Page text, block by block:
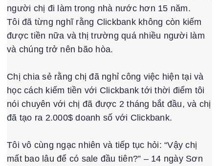
người chị đi làm trong nhà nước hơn 15 năm.
Tôi đã từng nghĩ rằng Clickbank không còn kiếm
được tiền nữa và thị trường quá nhiều người làm
và chúng trở nên bão hòa.
Chị chia sẻ rằng chị đã nghỉ công việc hiện tại và
học cách kiếm tiền với Clickbank tới thời điểm tôi
nói chuyên với chị đã được 2 tháng bắt đầu, và chị
đã tạo ra 2.000$ doanh số với Clickbank.
Tôi vô cùng ngạc nhiên và tiếp tục hỏi: “Vậy chị
mất bao lâu để có sale đầu tiên?” – 14 ngày Sơn